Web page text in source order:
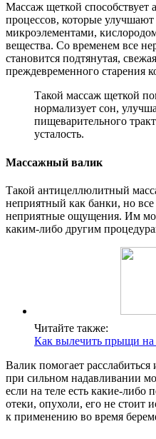
Массаж щеткой способствует
процессов, которые
микроэлементами,
вещества. Со временем все
становится подтянутая,
преждевременного старения
Такой массаж щеткой
нормализует сон,
пищеварительного
усталость.
Массажный валик
Такой антицеллюлитный
неприятный как банки, но все
неприятные ощущения. Им
каким-либо другим
Читайте также:
Как вылечить прыщи на
Валик помогает
при сильном надавливании
если на теле есть какие-
отеки, опухоли, его не стоит
к применению во время